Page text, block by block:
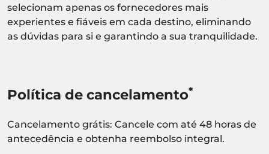
selecionam apenas os fornecedores mais
experientes e fiáveis em cada destino, eliminando
as dúvidas para si e garantindo a sua tranquilidade.
Política de cancelamento*
Cancelamento grátis: Cancele com até 48 horas de
antecedência e obtenha reembolso integral.